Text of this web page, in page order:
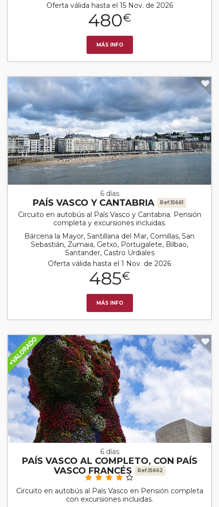
Oferta válida hasta el 15 Nov. de 2026
480€
MÁS INFO
6 días
PAÍS VASCO Y CANTABRIA Ref.15661
Circuito en autobús al País Vasco y Cantabria. Pensión
completa y excursiones incluidas.
Bárcena la Mayor, Santillana del Mar, Comillas, San
Sebastián, Zumaia, Getxo, Portugalete, Bilbao,
Santander, Castro Urdiales
Oferta válida hasta el 1 Nov. de 2026
485€
MÁS INFO
6 días
PAÍS VASCO AL COMPLETO, CON PAÍS
VASCO FRANCÉS
Ref.15662
Circuito en autobús al País Vasco en Pensión completa
con excursiones incluidas.